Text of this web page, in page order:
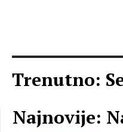
Trenutno:
Najnovije: